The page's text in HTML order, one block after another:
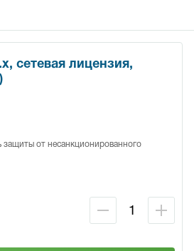
сетевая лицензия,
защиты от несанкционированного